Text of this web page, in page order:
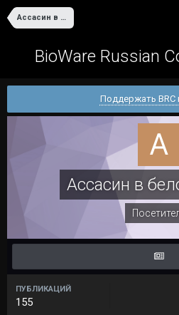
Ассасин в белом халате
BioWare Russian
Поддержать BRC
Ассасин в
ПУБЛИКАЦИЙ
155